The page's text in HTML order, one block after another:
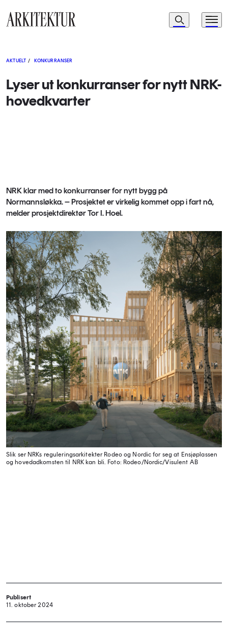
Navigasjon
Søk Meny
AKTUELT / KONKURRANSER
Lyser ut konkurranser for nytt NRK-
hovedkvarter
NRK klar med to konkurranser for nytt bygg på
Normannsløkka. – Prosjektet er virkelig kommet opp i fart nå,
melder prosjektdirektør Tor I. Hoel.
Slik ser NRKs reguleringsarkitekter Rodeo og Nordic for seg at Ensjøplassen
og hovedadkomsten til NRK kan bli. Foto: Rodeo/Nordic/Visulent AB
Publisert
11. oktober 2024